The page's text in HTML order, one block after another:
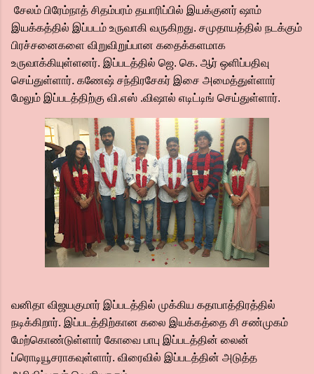
சேலம் பிரேம்நாத் சிதம்பரம் தயாரிப்பில் இயக்குனர் ஷாம்
இயக்கத்தில் இப்படம் உருவாகி வருகிறது. சமுதாயத்தில் நடக்கும்
பிரச்சனைகளை விறுவிறுப்பான கதைக்களமாக
உருவாக்கியுள்ளனர். இப்படத்தில் ஜெ. கெ. ஆர் ஒளிப்பதிவு
செய்துள்ளார். கணேஷ் சந்திரசேகர் இசை அமைத்துள்ளார்
மேலும் இப்படத்திற்கு வி.எஸ் .விஷால் எடிட்டிங் செய்துள்ளார்.
வனிதா விஜயகுமார் இப்படத்தில் முக்கிய கதாபாத்திரத்தில்
நடிக்கிறார். இப்படத்திற்கான கலை இயக்கத்தை சி சண்முகம்
மேற்கொண்டுள்ளார் கோவை பாபு இப்படத்தின் லைன்
ப்ரொடியூசராகவுள்ளார். விரைவில் இப்படத்தின் அடுத்த